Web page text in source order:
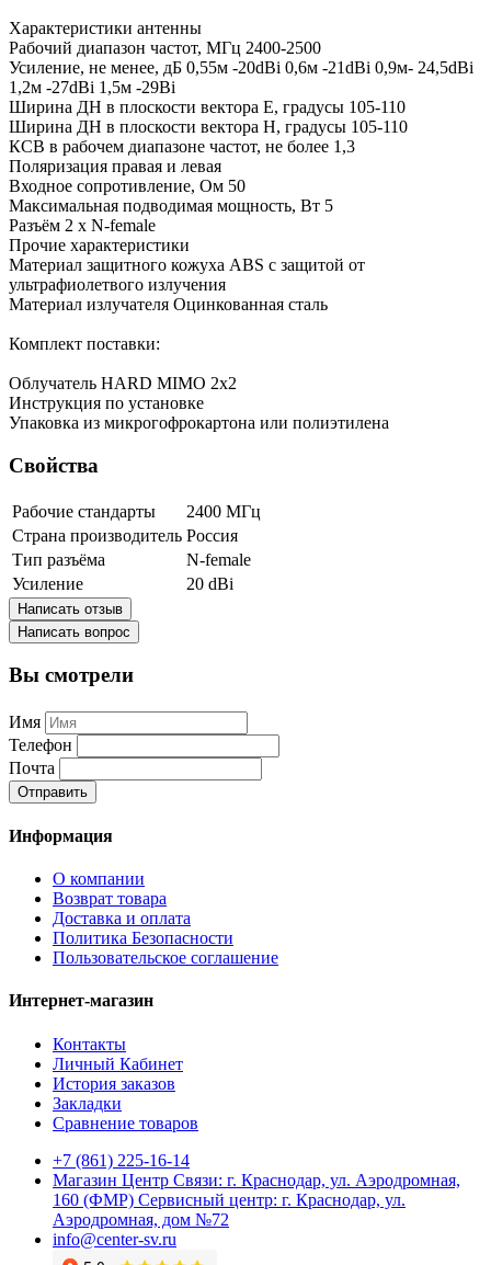
Характеристики антенны
Рабочий диапазон частот, МГц 2400-2500
Усиление, не менее, дБ 0,55м -20dBi 0,6м -21dBi 0,9м- 24,5dBi
1,2м -27dBi 1,5м -29Bi
Ширина ДН в плоскости вектора E, градусы 105-110
Ширина ДН в плоскости вектора H, градусы 105-110
КСВ в рабочем диапазоне частот, не более 1,3
Поляризация правая и левая
Входное сопротивление, Ом 50
Максимальная подводимая мощность, Вт 5
Разъём 2 х N-female
Прочие характеристики
Материал защитного кожуха ABS с защитой от
ультрафиолетвого излучения
Материал излучателя Оцинкованная сталь
Комплект поставки:
Облучатель HARD MIMO 2х2
Инструкция по установке
Упаковка из микрогофрокартона или полиэтилена
Свойства
Рабочие стандарты
2400 МГц
Страна производитель Россия
Тип разъёма
N-female
Усиление
20 dBi
Написать отзыв
Написать вопрос
Вы смотрели
Имя
Телефон
Почта
Отправить
Информация
О компании
Возврат товара
Доставка и оплата
Политика Безопасности
Пользовательское соглашение
Интернет-магазин
Контакты
Личный Кабинет
История заказов
Закладки
Сравнение товаров
+7 (861) 225-16-14
Магазин Центр Связи: г. Краснодар, ул. Аэродромная,
160 (ФМР) Сервисный центр: г. Краснодар, ул.
Аэродромная, дом №72
info@center-sv.ru